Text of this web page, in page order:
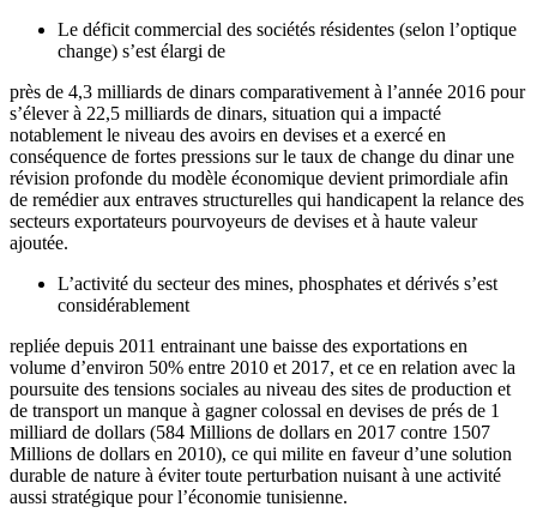
Le déficit commercial des sociétés résidentes (selon l’optique
change) s’est élargi de
près de 4,3 milliards de dinars comparativement à l’année 2016 pour
s’élever à 22,5 milliards de dinars, situation qui a impacté
notablement le niveau des avoirs en devises et a exercé en
conséquence de fortes pressions sur le taux de change du dinar une
révision profonde du modèle économique devient primordiale afin
de remédier aux entraves structurelles qui handicapent la relance des
secteurs exportateurs pourvoyeurs de devises et à haute valeur
ajoutée.
L’activité du secteur des mines, phosphates et dérivés s’est
considérablement
repliée depuis 2011 entrainant une baisse des exportations en
volume d’environ 50% entre 2010 et 2017, et ce en relation avec la
poursuite des tensions sociales au niveau des sites de production et
de transport un manque à gagner colossal en devises de prés de 1
milliard de dollars (584 Millions de dollars en 2017 contre 1507
Millions de dollars en 2010), ce qui milite en faveur d’une solution
durable de nature à éviter toute perturbation nuisant à une activité
aussi stratégique pour l’économie tunisienne.